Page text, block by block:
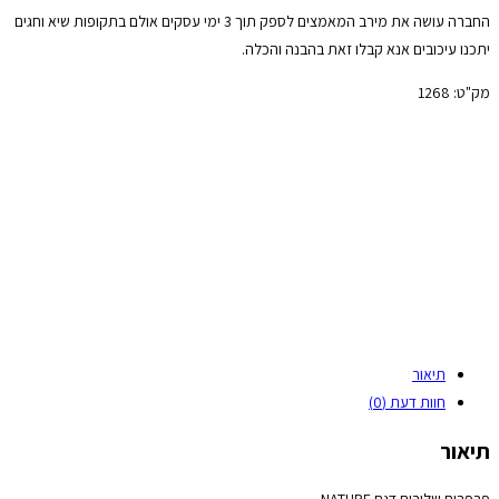
החברה עושה את מירב המאמצים לספק תוך 3 ימי עסקים אולם בתקופות שיא וחגים
יתכנו עיכובים אנא קבלו זאת בהבנה והכלה.
מק"ט: 1268
תיאור
חוות דעת (0)
תיאור